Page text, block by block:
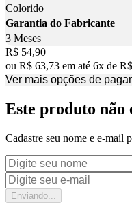
Colorido
Garantia do Fabricante
3 Meses
Price:
R$ 54,90
ou R$ 63,73 em até 6x de
Ver mais opções de
Este produto não
Cadastre seu nome e e-mail
Enviando...